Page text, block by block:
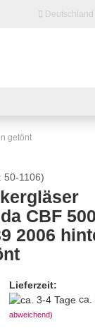
Deutschland
vergessen?
getönt
50-1106)
CBF 500
2006
Lieferzeit:
ca.
abweichend)